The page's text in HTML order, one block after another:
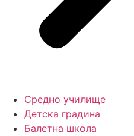
Средно училище
Детска градина
Балетна школа